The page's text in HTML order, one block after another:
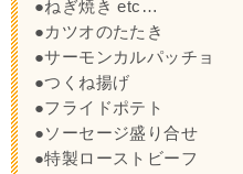
●ねぎ焼き etc…
●カツオのたたき
●サーモンカルパッチョ
●つくね揚げ
●フライドポテト
●ソーセージ盛り合せ
●特製ローストビーフ